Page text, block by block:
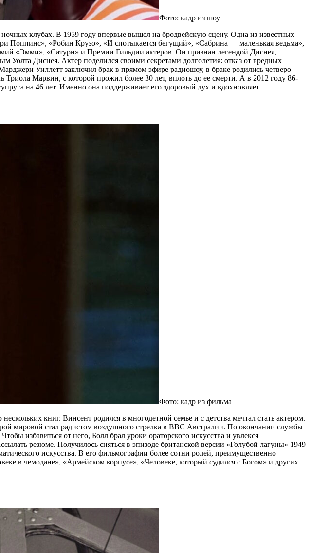
Фото: кадр из шоу
клубах. В 1959 году впервые вышел на бродвейскую сцену. Одна из известных
Поппинс», «Робин Крузо», «И спотыкается бегущий», «Сабрина — маленькая ведьма»,
«Эмми», «Сатурн» и Премии Гильдии актеров. Он признан легендой Диснея,
Уолта Диснея. Актер поделился своими секретами долголетия: отказ от вредных
Уиллетт заключил брак в прямом эфире радиошоу, в браке родились четверо
Триола Марвин, с которой прожил более 30 лет, вплоть до ее смерти. А в 2012 году 86-
на 46 лет. Именно она поддерживает его здоровый дух и вдохновляет.
Фото: кадр из фильма
книг. Винсент родился в многодетной семье и с детства мечтал стать актером.
мировой стал радистом воздушного стрелка в ВВС Австралии. По окончании службы
избавиться от него, Болл брал уроки ораторского искусства и увлекся
резюме. Получилось сняться в эпизоде британской версии «Голубой лагуны» 1949
искусства. В его фильмографии более сотни ролей, преимущественно
в чемодане», «Армейском корпусе», «Человеке, который судился с Богом» и других